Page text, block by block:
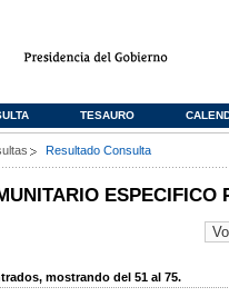
TESAURO
Resultado Consulta
ESPECIFICO
mostrando del 51 al 75.